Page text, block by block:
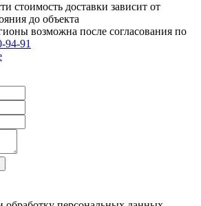
стоимость доставки зависит от
до объекта
возможна после согласования по
94-91